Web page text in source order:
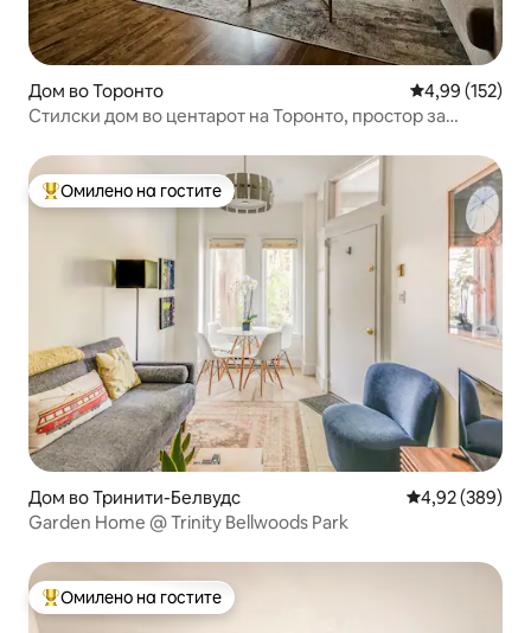
Дом во Торонто Просечна
4,99 (152)
Стилски дом во центарот на Торонто, простор за
Меѓу најуспешните „Омилени на гостите“
Омилено на гостите
Дом во Тринити-Белвудс Просечна
4,92 (389)
Garden Home @ Trinity Bellwoods Park
Меѓу најуспешните „Омилени на гостите“
Омилено на гостите